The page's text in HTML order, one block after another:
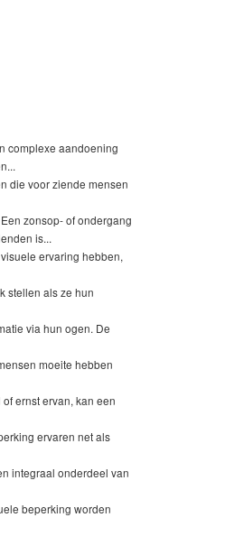
complexe aandoening
die voor ziende mensen
Een zonsop- of ondergang
is...
ervaring hebben,
stellen als ze hun
via hun ogen. De
moeite hebben
ernst ervan, kan een
ervaren net als
integraal onderdeel van
beperking worden